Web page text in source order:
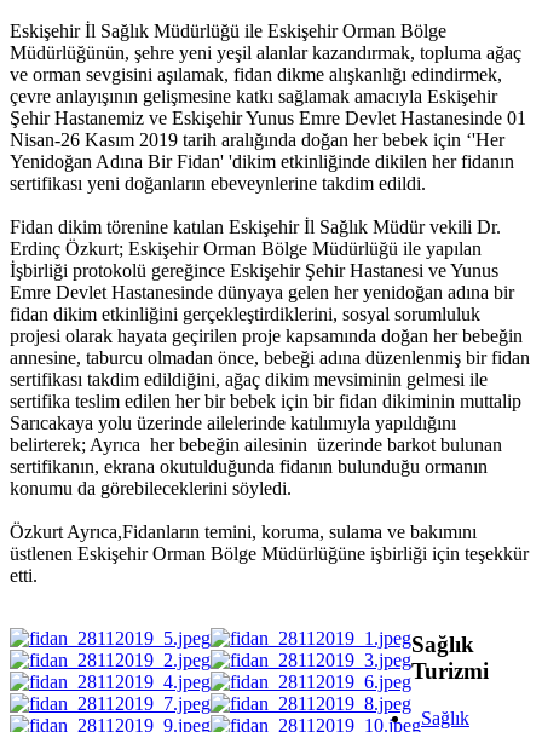
Eskişehir İl Sağlık Müdürlüğü ile Eskişehir Orman Bölge
Müdürlüğünün, şehre yeni yeşil alanlar kazandırmak, topluma ağaç
ve orman sevgisini aşılamak, fidan dikme alışkanlığı edindirmek,
çevre anlayışının gelişmesine katkı sağlamak amacıyla Eskişehir
Şehir Hastanemiz ve Eskişehir Yunus Emre Devlet Hastanesinde 01
Nisan-26 Kasım 2019 tarih aralığında doğan her bebek için ‘'Her
Yenidoğan Adına Bir Fidan' 'dikim etkinliğinde dikilen her fidanın
sertifikası yeni doğanların ebeveynlerine takdim edildi.
Fidan dikim törenine katılan Eskişehir İl Sağlık Müdür vekili Dr.
Erdinç Özkurt; Eskişehir Orman Bölge Müdürlüğü ile yapılan
İşbirliği protokolü gereğince Eskişehir Şehir Hastanesi ve Yunus
Emre Devlet Hastanesinde dünyaya gelen her yenidoğan adına bir
fidan dikim etkinliğini gerçekleştirdiklerini, sosyal sorumluluk
projesi olarak hayata geçirilen proje kapsamında doğan her bebeğin
annesine, taburcu olmadan önce, bebeği adına düzenlenmiş bir fidan
sertifikası takdim edildiğini, ağaç dikim mevsiminin gelmesi ile
sertifika teslim edilen her bir bebek için bir fidan dikiminin muttalip
Sarıcakaya yolu üzerinde ailelerinde katılımıyla yapıldığını
belirterek; Ayrıca her bebeğin ailesinin üzerinde barkot bulunan
sertifikanın, ekrana okutulduğunda fidanın bulunduğu ormanın
konumu da görebileceklerini söyledi.
Özkurt Ayrıca,Fidanların temini, koruma, sulama ve bakımını
üstlenen Eskişehir Orman Bölge Müdürlüğüne işbirliği için teşekkür
etti.
Sağlık
Turizmi
Sağlık